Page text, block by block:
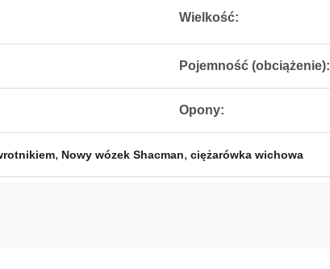
Wielkość:
Pojemność (obciążenie):
Opony:
, Nowy wózek Shacman, ciężarówka wichowa